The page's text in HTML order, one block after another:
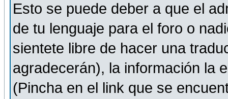
Esto se puede deber a que el
de tu lenguaje para el foro o
sientete libre de hacer una
agradecerán), la información la
(Pincha en el link que se